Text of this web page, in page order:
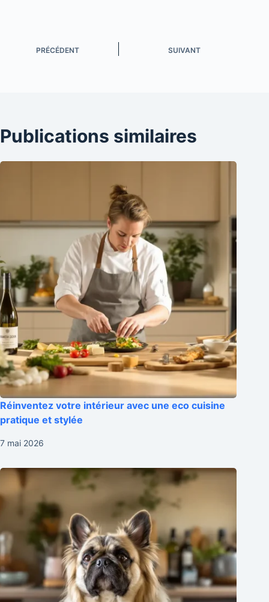
PRÉCÉDENT SUIVANT
Publications similaires
Réinventez votre intérieur avec une eco cuisine
pratique et stylée
7 mai 2026